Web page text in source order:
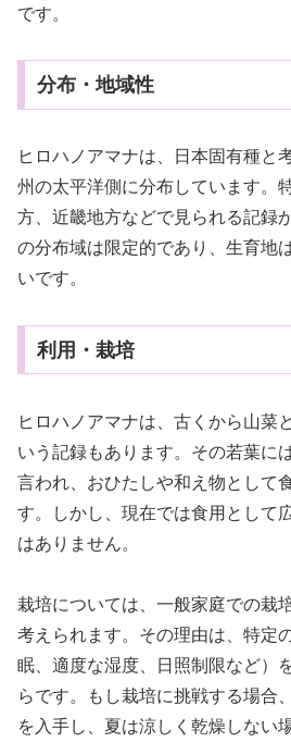
です。
分布・地域性
ヒロハノアマナは、日本固有種と
州の太平洋側に分布しています。
方、近畿地方などで見られる記録
の分布域は限定的であり、生育地
いです。
利用・栽培
ヒロハノアマナは、古くから山菜
いう記録もあります。その若葉に
言われ、おひたしや和え物として
す。しかし、現在では食用として
はありません。
栽培については、一般家庭での栽
考えられます。その理由は、特定
眠、適度な湿度、日照制限など）
らです。もし栽培に挑戦する場合
を入手し、夏は涼しく乾燥しない